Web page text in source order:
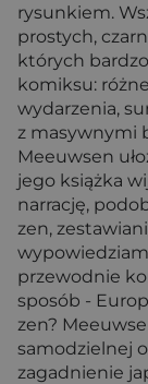
rysunkiem.
prostych,
których
komiksu:
wydarzenia,
z masywnymi
Meeuwsen
jego książka
narrację,
zen,
przewodnie
sposób -
zen?
samodzielnej
zagadnienie